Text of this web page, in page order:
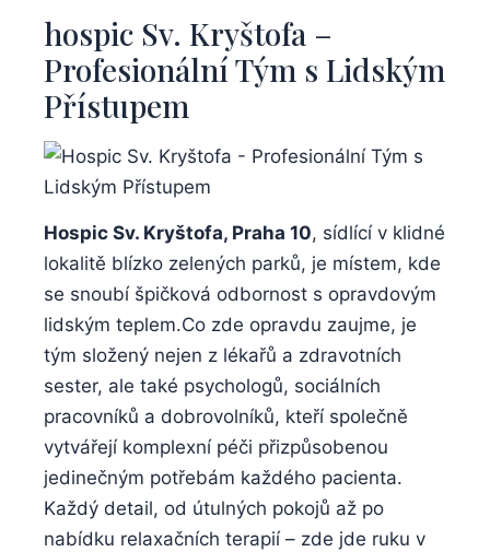
hospic Sv. Kryštofa –
Profesionální Tým s Lidským
Přístupem
Hospic Sv. Kryštofa, Praha 10, sídlící v klidné
lokalitě blízko zelených parků, je místem, kde
se snoubí špičková odbornost s opravdovým
lidským teplem.Co zde opravdu zaujme, je
tým složený nejen z lékařů a zdravotních
sester, ale také psychologů, sociálních
pracovníků a dobrovolníků, kteří společně
vytvářejí komplexní péči přizpůsobenou
jedinečným potřebám každého pacienta.
Každý detail, od útulných pokojů až po
nabídku relaxačních terapií – zde jde ruku v